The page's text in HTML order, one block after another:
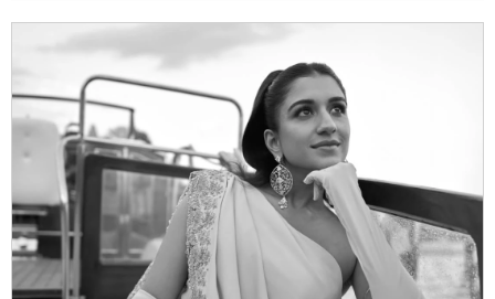
हेयरस्टाइल की बात करें तो उन्होंने रेट्रो इंस्पायर्ड हेयर लुक चुना.
हल्के वॉल्यूम और हाफ-टाइड स्टाइल में सेट किए गए बाल उनके
पूरे लुक को क्लासिक फिनिश दे रहे थे.